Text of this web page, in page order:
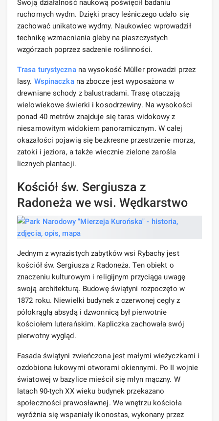
Swoją działalność naukową poświęcił badaniu
ruchomych wydm. Dzięki pracy leśniczego udało się
zachować unikatowe wydmy. Naukowiec wprowadził
technikę wzmacniania gleby na piaszczystych
wzgórzach poprzez sadzenie roślinności.
Trasa turystycznana wysokość Müller prowadzi przez
lasy. Wspinaczkana zbocze jest wyposażona w
drewniane schody z balustradami. Trasę otaczają
wielowiekowe świerki i kosodrzewiny. Na wysokości
ponad 40 metrów znajduje się taras widokowy z
niesamowitym widokiem panoramicznym. W całej
okazałości pojawią się bezkresne przestrzenie morza,
zatoki i jeziora, a także wiecznie zielone zarośla
licznych plantacji.
Kościół św. Sergiusza z
Radoneża we wsi. Wędkarstwo
Jednym z wyrazistych zabytków wsi Rybachy jest
kościół św. Sergiusza z Radoneża. Ten obiekt o
znaczeniu kulturowym i religijnym przyciąga uwagę
swoją architekturą. Budowę świątyni rozpoczęto w
1872 roku. Niewielki budynek z czerwonej cegły z
półokrągłą absydą i dzwonnicą był pierwotnie
kościołem luterańskim. Kapliczka zachowała swój
pierwotny wygląd.
Fasada świątyni zwieńczona jest małymi wieżyczkami i
ozdobiona łukowymi otworami okiennymi. Po II wojnie
światowej w bazylice mieścił się młyn mączny. W
latach 90-tych XX wieku budynek przekazano
społeczności prawosławnej. We wnętrzu kościoła
wyróżnia się wspaniały ikonostas, wykonany przez